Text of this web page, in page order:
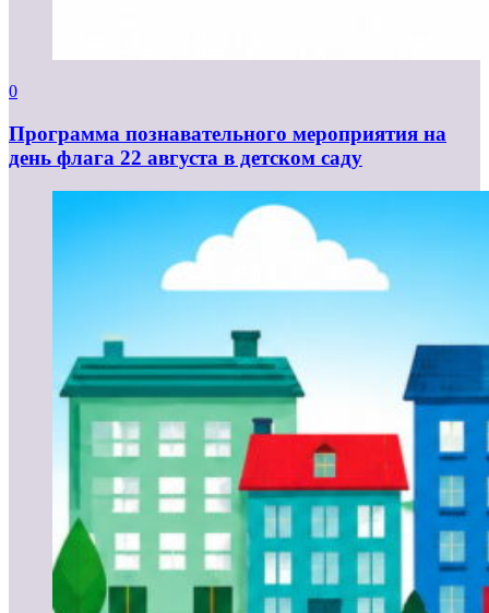
0
Программа познавательного мероприятия на
день флага 22 августа в детском саду